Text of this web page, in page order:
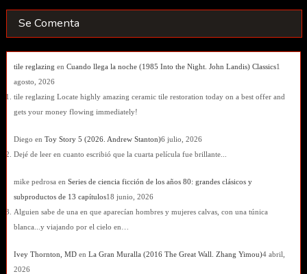
Se Comenta
tile reglazing en Cuando llega la noche (1985 Into the Night. John Landis) Classics1
agosto, 2026
tile reglazing Locate highly amazing ceramic tile restoration today on a best offer and
gets your money flowing immediately!
Diego en Toy Story 5 (2026. Andrew Stanton)6 julio, 2026
Dejé de leer en cuanto escribió que la cuarta película fue brillante...
mike pedrosa en Series de ciencia ficción de los años 80: grandes clásicos y
subproductos de 13 capítulos18 junio, 2026
Alguien sabe de una en que aparecían hombres y mujeres calvas, con una túnica
blanca...y viajando por el cielo en…
Ivey Thornton, MDen La Gran Muralla (2016 The Great Wall. Zhang Yimou)4 abril,
2026